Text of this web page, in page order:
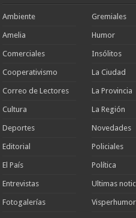
Ambiente
Amelia
Comerciales
Cooperativismo
Correo de Lectores
Cultura
Deportes
Editorial
El País
Entrevistas
Fotogalerías
Gremiales
Humor
Insólitos
La Ciudad
La Provincia
La Región
Novedades
Policiales
Política
Ultimas
Visperhumor